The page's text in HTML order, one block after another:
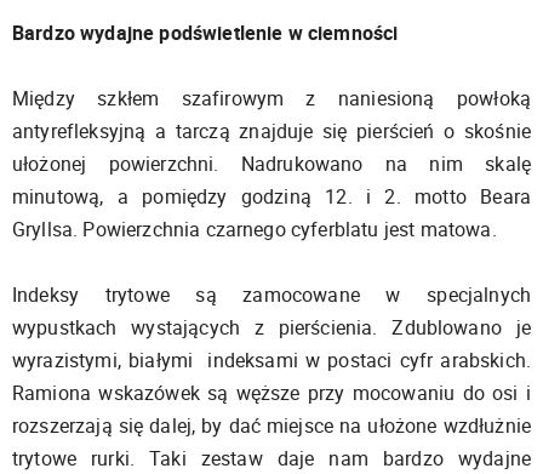
Bardzo wydajne podświetlenie w ciemności
Między szkłem szafirowym z naniesioną powłoką
antyrefleksyjną a tarczą znajduje się pierścień o skośnie
ułożonej powierzchni. Nadrukowano na nim skalę
minutową, a pomiędzy godziną 12. i 2. motto Beara
Gryllsa. Powierzchnia czarnego cyferblatu jest matowa.
Indeksy trytowe są zamocowane w specjalnych
wypustkach wystających z pierścienia. Zdublowano je
wyrazistymi, białymi indeksami w postaci cyfr arabskich.
Ramiona wskazówek są węższe przy mocowaniu do osi i
rozszerzają się dalej, by dać miejsce na ułożone wzdłużnie
trytowe rurki. Taki zestaw daje nam bardzo wydajne